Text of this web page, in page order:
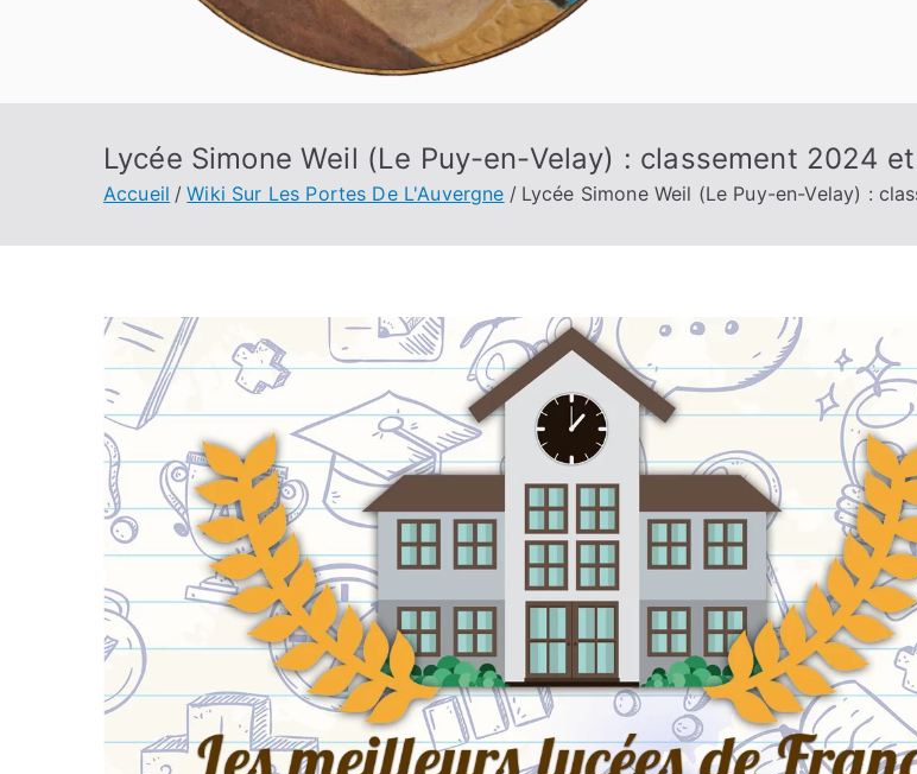
Lycée Simone Weil (Le Puy-en-Velay) : classement 2024
Accueil Wiki Sur Les Portes De L'Auvergne Lycée Simone Weil (Le Puy-en-Velay) :